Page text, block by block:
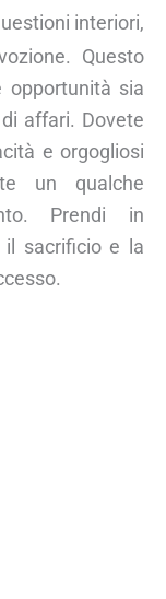
interiori,
Questo
opportunità sia
affari. Dovete
e orgogliosi
un qualche
Prendi in
il sacrificio e la